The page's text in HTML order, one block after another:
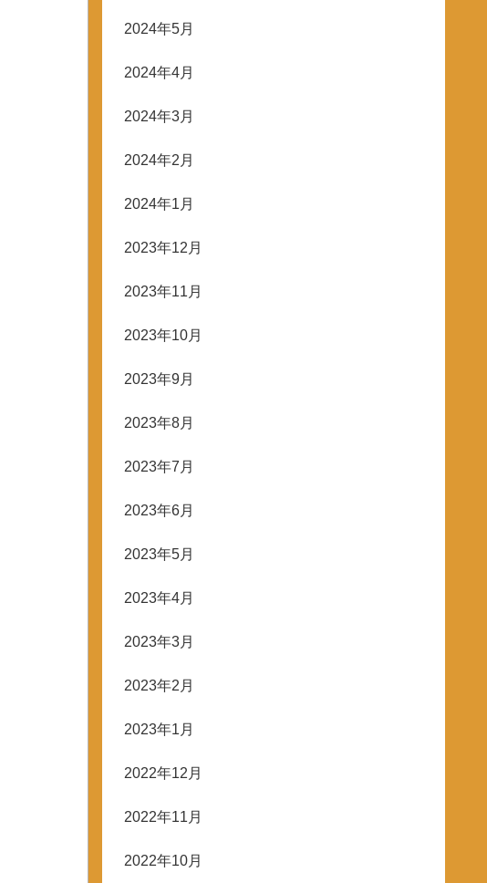
2024年5月
2024年4月
2024年3月
2024年2月
2024年1月
2023年12月
2023年11月
2023年10月
2023年9月
2023年8月
2023年7月
2023年6月
2023年5月
2023年4月
2023年3月
2023年2月
2023年1月
2022年12月
2022年11月
2022年10月